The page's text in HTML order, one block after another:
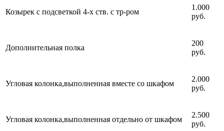
Козырек с подсветкой 4-х ств. с тр-ром
1.000
руб.
Дополнительная полка
200
руб.
Угловая колонка,выполненная вместе со шкафом
2.000
руб.
Угловая колонка,выполненная отдельно от шкафом
2.500
руб.